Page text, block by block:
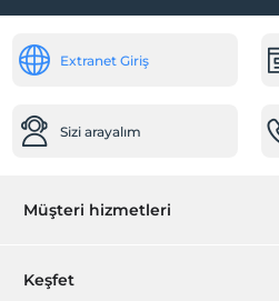
Aile odaları
Mama için su ısıtıcı
Hızlı check-in/check-out
Extranet Giriş
Sizi arayalım
Müşteri hizmetleri
Rezervasyon yönet
Keşfet